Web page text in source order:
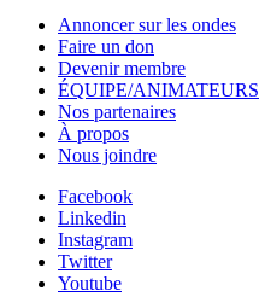
Annoncer sur les ondes
Faire un don
Devenir membre
ÉQUIPE/ANIMATEURS
Nos partenaires
À propos
Nous joindre
Facebook
Linkedin
Instagram
Twitter
Youtube